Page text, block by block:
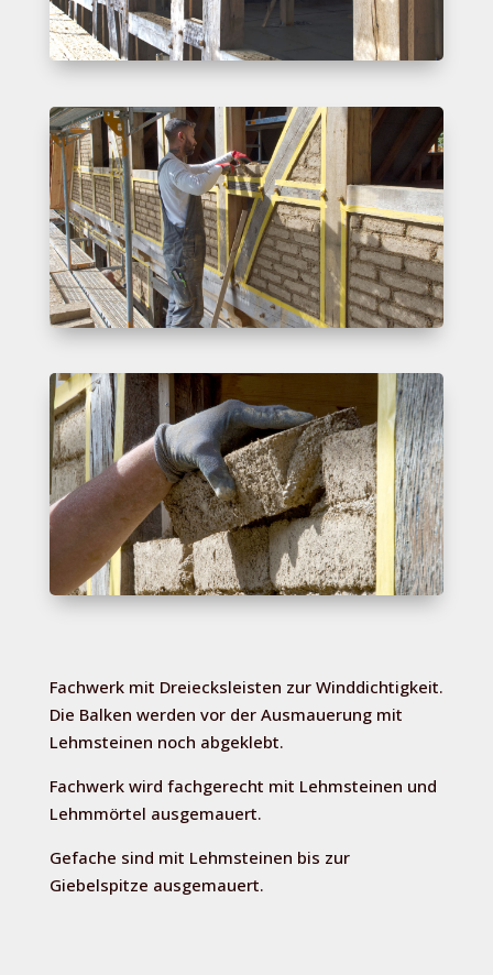
Fachwerk mit Dreiecksleisten zur Winddichtigkeit.
Die Balken werden vor der Ausmauerung mit
Lehmsteinen noch abgeklebt.
Fachwerk wird fachgerecht mit Lehmsteinen und
Lehmmörtel ausgemauert.
Gefache sind mit Lehmsteinen bis zur
Giebelspitze ausgemauert.